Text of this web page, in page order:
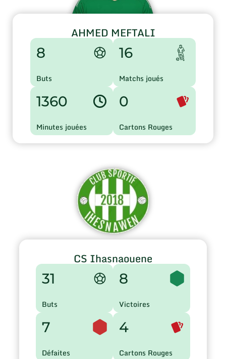
AHMED MEFTALI
8
Buts
16
Matchs joués
1360
Minutes jouées
0
Cartons Rouges
CS Ihasnaouene
31
Buts
8
Victoires
7
Défaites
4
Cartons Rouges